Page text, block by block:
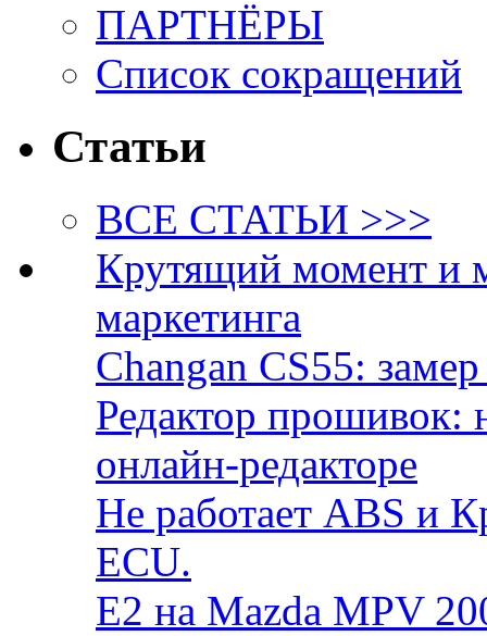
ПАРТНЁРЫ
Список сокращений
Статьи
ВСЕ СТАТЬИ >>>
Крутящий момент и
маркетинга
Changan CS55:
Редактор прошивок:
онлайн-редакторе
Не работает ABS и
ECU.
E2 на Mazda MPV